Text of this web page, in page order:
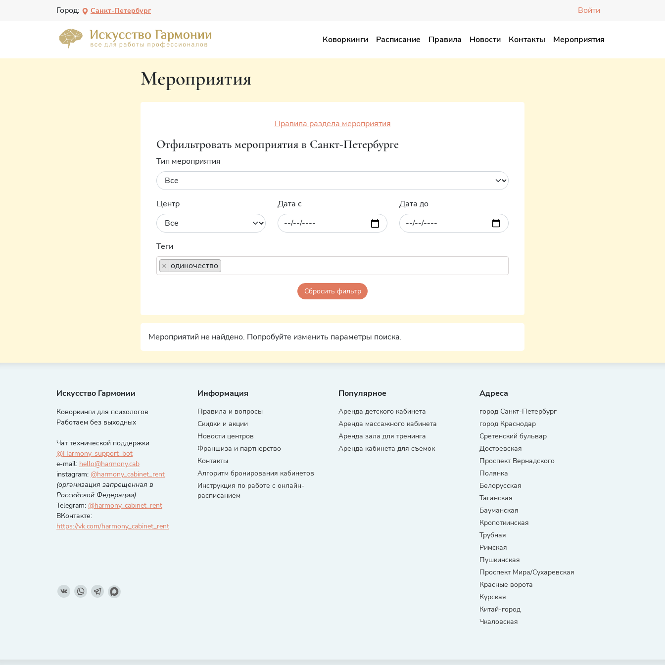
Город: Санкт-Петербург Войти
Коворкинги Расписание Правила Новости Контакты Мероприятия
Мероприятия
Правила раздела мероприятия
Отфильтровать мероприятия в Санкт-Петербурге
Тип мероприятия
Центр Дата с Дата до
Теги
× одиночество
Сбросить фильтр
Мероприятий не найдено. Попробуйте изменить параметры поиска.
Искусство Гармонии
Коворкинги для психологов
Работаем без выходных
Чат технической поддержки
@Harmony_support_bot
e-mail: hello@harmony.cab
instagram: @harmony_cabinet_rent
(организация запрещенная в
Российской Федерации)
Telegram: @harmony_cabinet_rent
ВКонтакте:
https://vk.com/harmony_cabinet_rent
Информация
Правила и вопросы
Скидки и акции
Новости центров
Франшиза и партнерство
Контакты
Алгоритм бронирования кабинетов
Инструкция по работе с онлайн-
расписанием
Популярное
Аренда детского кабинета
Аренда массажного кабинета
Аренда зала для тренинга
Аренда кабинета для съёмок
Адреса
город Санкт-Петербург
город Краснодар
Сретенский бульвар
Достоевская
Проспект Вернадского
Полянка
Белорусская
Таганская
Бауманская
Кропоткинская
Трубная
Римская
Пушкинская
Проспект Мира/Сухаревская
Красные ворота
Курская
Китай-город
Чкаловская